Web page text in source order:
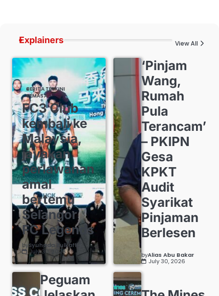
Explainers View All
BERITA TERKINI
SEMASA
FC3 Club
kembali ke
Malaysia,
jayakan
perlawanan
amal
bertemu
Selangor
FC Legends
bySyuhada Zulkafli
July 30, 2026
‘Pinjam
Wang,
Rumah
Pula
Terancam’
– PKIPN
Gesa
KPKT
Audit
Syarikat
Pinjaman
Berlesen
byAlias Abu Bakar
July 30, 2026
Peguam